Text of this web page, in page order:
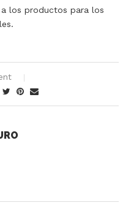
a los productos para los